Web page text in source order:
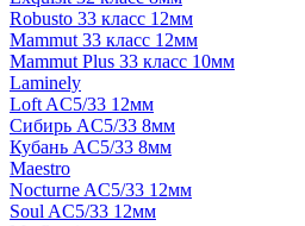
Robusto 33 класс 12мм
Mammut 33 класс 12мм
Mammut Plus 33 класс 10мм
Laminely
Loft AC5/33 12мм
Сибирь AC5/33 8мм
Кубань AC5/33 8мм
Maestro
Nocturne AC5/33 12мм
Soul AC5/33 12мм